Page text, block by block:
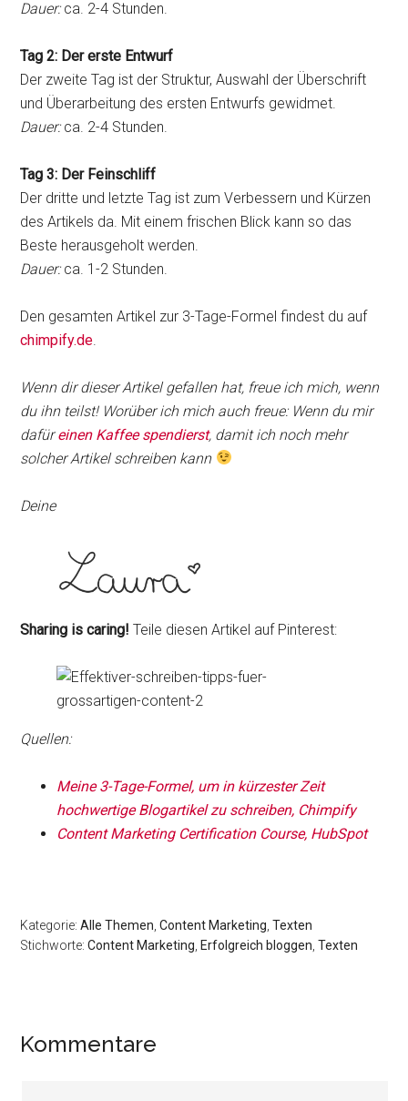
Dauer:ca. 2-4 Stunden.
Tag 2: Der erste Entwurf
Der zweite Tag ist der Struktur, Auswahl der Überschrift
und Überarbeitung des ersten Entwurfs gewidmet.
Dauer:ca. 2-4 Stunden.
Tag 3: Der Feinschliff
Der dritte und letzte Tag ist zum Verbessern und Kürzen
des Artikels da. Mit einem frischen Blick kann so das
Beste herausgeholt werden.
Dauer:ca. 1-2 Stunden.
Den gesamten Artikel zur 3-Tage-Formel findest du auf
chimpify.de
Wenn dir dieser Artikel gefallen hat, freue ich mich, wenn
du ihn teilst! Worüber ich mich auch freue: Wenn du mir
dafüreinen Kaffee spendierst, damit ich noch mehr
solcher Artikel schreiben kann
Deine
Sharing is caring! Teile diesen Artikel auf Pinterest:
Quellen:
Meine 3-Tage-Formel, um in kürzester Zeit
hochwertige Blogartikel zu schreiben, Chimpify
Content Marketing Certification Course, HubSpot
Kategorie:Alle Themen ,Content Marketing ,Texten
Stichworte:Content Marketing Erfolgreich bloggen ,Texten
Leser-
Kommentare